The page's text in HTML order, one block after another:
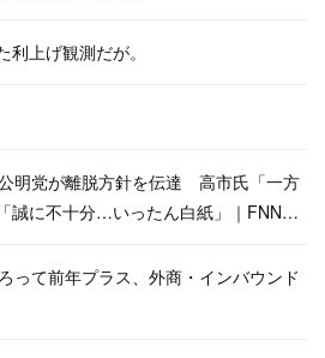
上げ観測だが。
明党が離脱方針を伝達 高市氏「一方
誠に不十分…いったん白紙」｜FNN…
って前年プラス、外商・インバウンド